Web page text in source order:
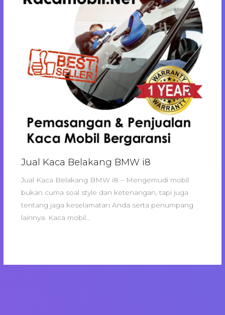
Jual Kaca Belakang BMW i8
Jual Kaca Belakang BMW i8 – Mengemudi mobil
bukan cuma soal style dan ketenangan, tapi juga
tentang jaga keselamatan Anda serta penumpang
lainnya. Kaca mobil…